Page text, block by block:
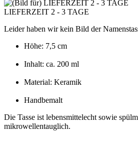
LIEFERZEIT 2 - 3 TAGE
Leider haben wir kein Bild der
Höhe: 7,5 cm
Inhalt: ca. 200 ml
Material: Keramik
Handbemalt
Die Tasse ist lebensmittelecht sowie
mikrowellentauglich.